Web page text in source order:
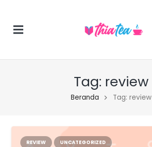
Tag: review
Beranda Tag: review
REVIEW UNCATEGORIZED